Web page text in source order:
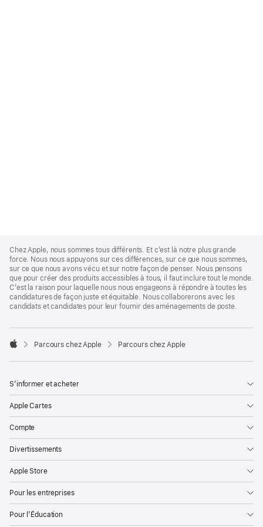
Footer
Chez Apple, nous sommes tous différents. Et c’est là notre plus grande
force. Nous nous appuyons sur ces différences, sur ce que nous sommes,
sur ce que nous avons vécu et sur notre façon de penser. Nous pensons
que pour créer des produits accessibles à tous, il faut inclure tout le monde.
C’est la raison pour laquelle nous nous engageons à répondre à toutes les
candidatures de façon juste et équitable. Nous collaborerons avec les
candidats et candidates pour leur fournir des aménagements de poste.

Parcours chez Apple Parcours chez Apple
S’informer et acheter
Apple Cartes
Compte
Divertissements
Apple Store
Pour les entreprises
Pour l’Éducation